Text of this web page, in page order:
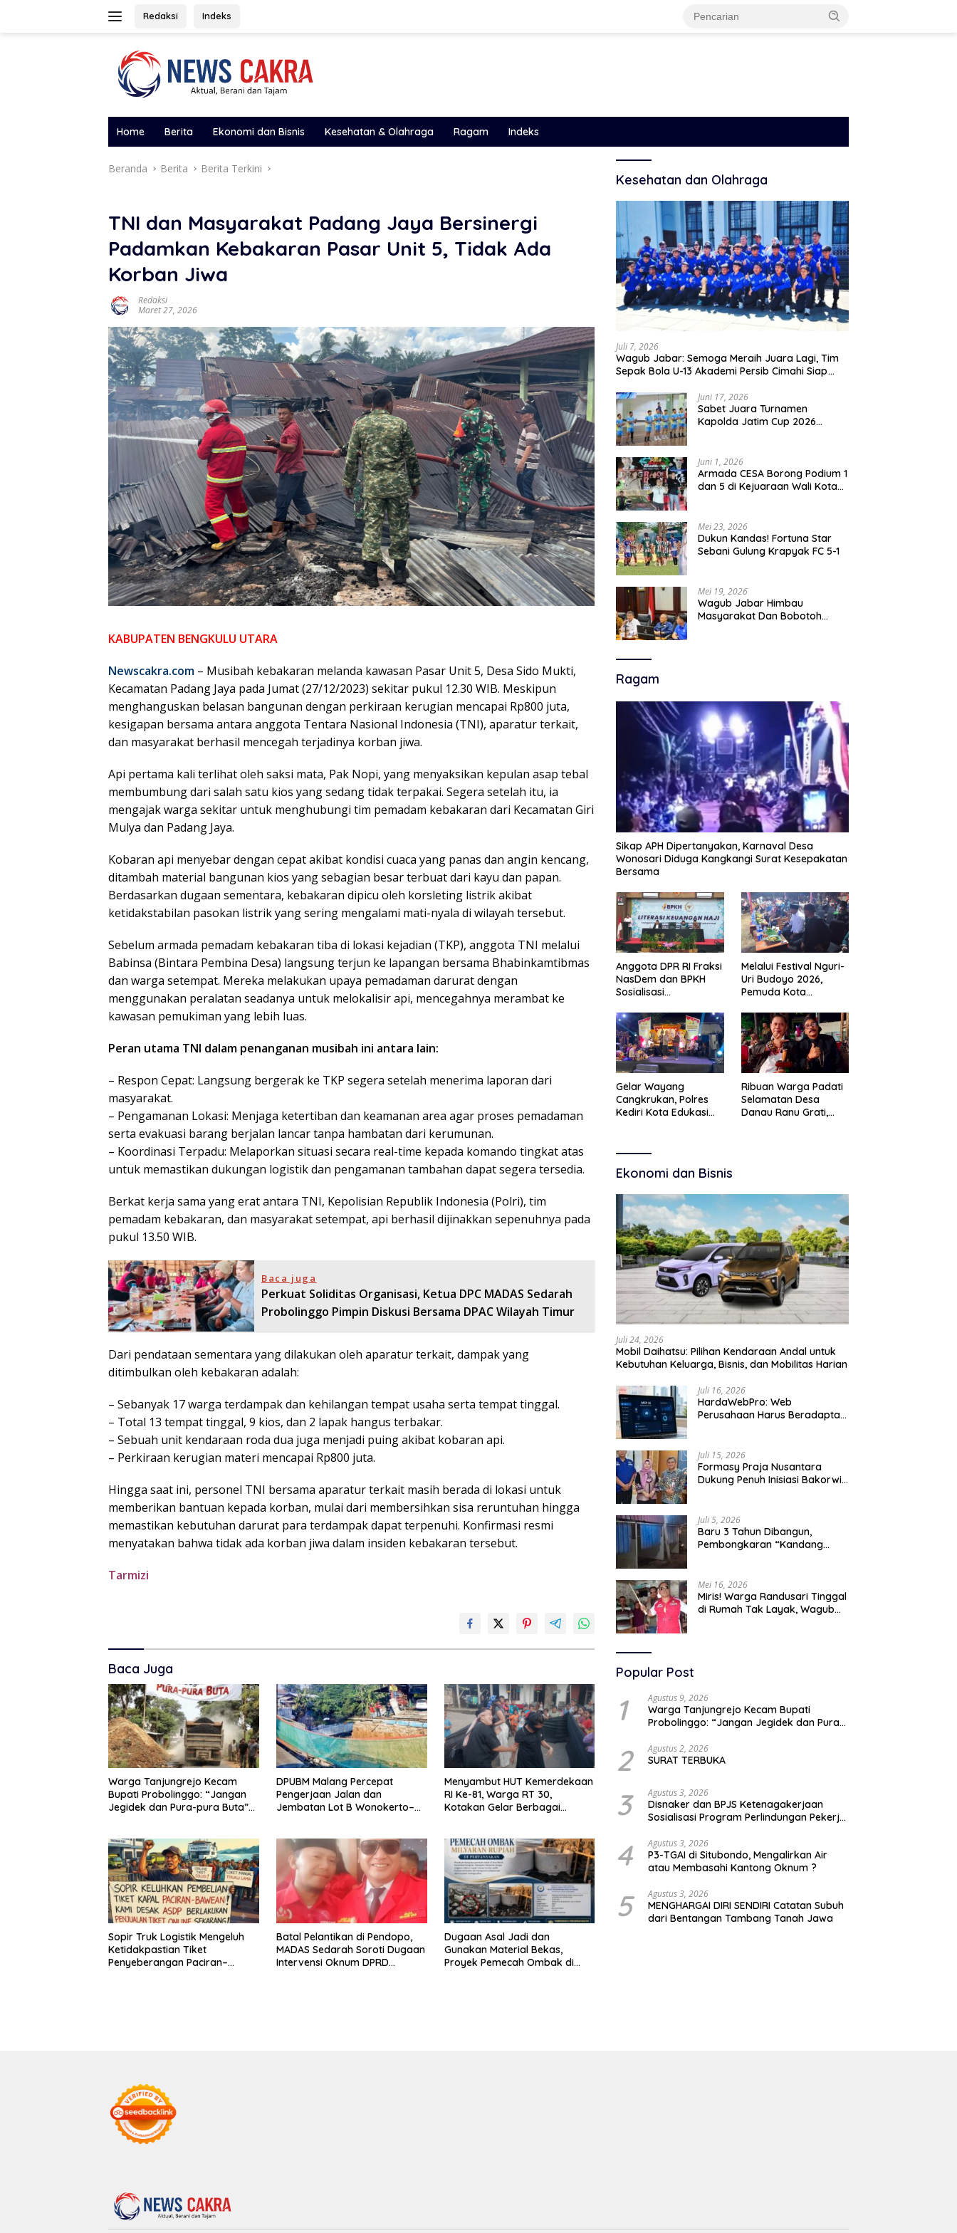
Redaksi Indeks
Home Berita Ekonomi dan Bisnis Kesehatan & Olahraga Ragam Indeks
Beranda Berita Berita Terkini
TNI dan Masyarakat Padang Jaya Bersinergi
Padamkan Kebakaran Pasar Unit 5, Tidak Ada
Korban Jiwa
Redaksi
Maret 27, 2026
KABUPATEN BENGKULU UTARA
Newscakra.com – Musibah kebakaran melanda kawasan Pasar Unit 5, Desa Sido Mukti,
Kecamatan Padang Jaya pada Jumat (27/12/2023) sekitar pukul 12.30 WIB. Meskipun
menghanguskan belasan bangunan dengan perkiraan kerugian mencapai Rp800 juta,
kesigapan bersama antara anggota Tentara Nasional Indonesia (TNI), aparatur terkait,
dan masyarakat berhasil mencegah terjadinya korban jiwa.
Api pertama kali terlihat oleh saksi mata, Pak Nopi, yang menyaksikan kepulan asap tebal
membumbung dari salah satu kios yang sedang tidak terpakai. Segera setelah itu, ia
mengajak warga sekitar untuk menghubungi tim pemadam kebakaran dari Kecamatan Giri
Mulya dan Padang Jaya.
Kobaran api menyebar dengan cepat akibat kondisi cuaca yang panas dan angin kencang,
ditambah material bangunan kios yang sebagian besar terbuat dari kayu dan papan.
Berdasarkan dugaan sementara, kebakaran dipicu oleh korsleting listrik akibat
ketidakstabilan pasokan listrik yang sering mengalami mati-nyala di wilayah tersebut.
Sebelum armada pemadam kebakaran tiba di lokasi kejadian (TKP), anggota TNI melalui
Babinsa (Bintara Pembina Desa) langsung terjun ke lapangan bersama Bhabinkamtibmas
dan warga setempat. Mereka melakukan upaya pemadaman darurat dengan
menggunakan peralatan seadanya untuk melokalisir api, mencegahnya merambat ke
kawasan pemukiman yang lebih luas.
Peran utama TNI dalam penanganan musibah ini antara lain:
– Respon Cepat: Langsung bergerak ke TKP segera setelah menerima laporan dari
masyarakat.
– Pengamanan Lokasi: Menjaga ketertiban dan keamanan area agar proses pemadaman
serta evakuasi barang berjalan lancar tanpa hambatan dari kerumunan.
– Koordinasi Terpadu: Melaporkan situasi secara real-time kepada komando tingkat atas
untuk memastikan dukungan logistik dan pengamanan tambahan dapat segera tersedia.
Berkat kerja sama yang erat antara TNI, Kepolisian Republik Indonesia (Polri), tim
pemadam kebakaran, dan masyarakat setempat, api berhasil dijinakkan sepenuhnya pada
pukul 13.50 WIB.
Baca juga
Perkuat Soliditas Organisasi, Ketua DPC MADAS Sedarah
Probolinggo Pimpin Diskusi Bersama DPAC Wilayah Timur
Dari pendataan sementara yang dilakukan oleh aparatur terkait, dampak yang
ditimbulkan oleh kebakaran adalah:
– Sebanyak 17 warga terdampak dan kehilangan tempat usaha serta tempat tinggal.
– Total 13 tempat tinggal, 9 kios, dan 2 lapak hangus terbakar.
– Sebuah unit kendaraan roda dua juga menjadi puing akibat kobaran api.
– Perkiraan kerugian materi mencapai Rp800 juta.
Hingga saat ini, personel TNI bersama aparatur terkait masih berada di lokasi untuk
memberikan bantuan kepada korban, mulai dari membersihkan sisa reruntuhan hingga
memastikan kebutuhan darurat para terdampak dapat terpenuhi. Konfirmasi resmi
menyatakan bahwa tidak ada korban jiwa dalam insiden kebakaran tersebut.
Tarmizi
Baca Juga
Warga Tanjungrejo Kecam
Bupati Probolinggo: “Jangan
Jegidek dan Pura-pura Buta”
DPUBM Malang Percepat
Pengerjaan Jalan dan
Jembatan Lot B Wonokerto–
Menyambut HUT Kemerdekaan
RI Ke-81, Warga RT 30,
Kotakan Gelar Berbagai
Sopir Truk Logistik Mengeluh
Ketidakpastian Tiket
Penyeberangan Paciran–
Batal Pelantikan di Pendopo,
MADAS Sedarah Soroti Dugaan
Intervensi Oknum DPRD
Dugaan Asal Jadi dan
Gunakan Material Bekas,
Proyek Pemecah Ombak di
Kesehatan dan Olahraga
Juli 7, 2026
Wagub Jabar: Semoga Meraih Juara Lagi, Tim
Sepak Bola U-13 Akademi Persib Cimahi Siap
Juni 17, 2026
Sabet Juara Turnamen
Kapolda Jatim Cup 2026
Membanggakan
Juni 1, 2026
Armada CESA Borong Podium 1
dan 5 di Kejuaraan Wali Kota
Mei 23, 2026
Dukun Kandas! Fortuna Star
Sebani Gulung Krapyak FC 5-1
Mei 19, 2026
Wagub Jabar Himbau
Masyarakat Dan Bobotoh
Ragam
Sikap APH Dipertanyakan, Karnaval Desa
Wonosari Diduga Kangkangi Surat Kesepakatan
Bersama
Anggota DPR RI Fraksi
NasDem dan BPKH
Sosialisasi
Transparan
Melalui Festival Nguri-
Uri Budoyo 2026,
Pemuda Kota
Karakter Kebudayaan
dan Bebas Narkoba
Gelar Wayang
Cangkrukan, Polres
Kediri Kota Edukasi
Ribuan Warga Padati
Selamatan Desa
Danau Ranu Grati,
Ekonomi dan Bisnis
Juli 24, 2026
Mobil Daihatsu: Pilihan Kendaraan Andal untuk
Kebutuhan Keluarga, Bisnis, dan Mobilitas Harian
Juli 16, 2026
HardaWebPro: Web
Perusahaan Harus Beradaptasi
Operasional
Juli 15, 2026
Formasy Praja Nusantara
Dukung Penuh Inisiasi Bakorwil
Juli 5, 2026
Baru 3 Tahun Dibangun,
Pembongkaran “Kandang
Mei 16, 2026
Miris! Warga Randusari Tinggal
di Rumah Tak Layak, Wagub
Popular Post
1 Agustus 9, 2026
Warga Tanjungrejo Kecam Bupati
Probolinggo: “Jangan Jegidek dan Pura-
Dihajar Tambang
2 Agustus 2, 2026
SURAT TERBUKA
3 Agustus 3, 2026
Disnaker dan BPJS Ketenagakerjaan
Sosialisasi Program Perlindungan Pekerja
4 Agustus 3, 2026
P3-TGAI di Situbondo, Mengalirkan Air
atau Membasahi Kantong Oknum ?
5 Agustus 3, 2026
MENGHARGAI DIRI SENDIRI Catatan Subuh
dari Bentangan Tambang Tanah Jawa